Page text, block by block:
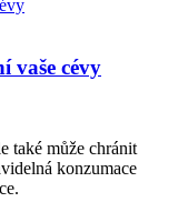
vaše cévy
také může chránit
konzumace